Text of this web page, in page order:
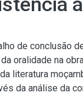
de conclusão
oralidade na
literatura
da análise da